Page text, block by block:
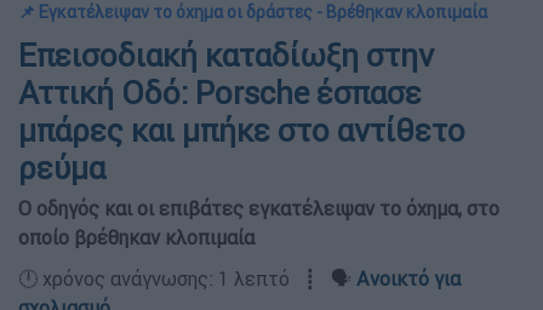
📌 Εγκατέλειψαν το όχημα οι δράστες - Βρέθηκαν κλοπιμαία
Επεισοδιακή καταδίωξη στην
Αττική Οδό: Porsche έσπασε
μπάρες και μπήκε στο αντίθετο
ρεύμα
Ο οδηγός και οι επιβάτες εγκατέλειψαν το όχημα, στο
οποίο βρέθηκαν κλοπιμαία
🕛 χρόνος ανάγνωσης: 1 λεπτό ┋ 🗣️ Ανοικτό για